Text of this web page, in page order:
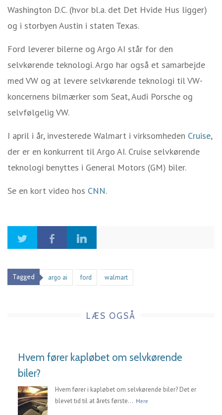
Washington D.C. (hvor bl.a. det Det Hvide Hus ligger)
og i storbyen Austin i staten Texas.
Ford leverer bilerne og Argo AI står for den
selvkørende teknologi. Argo har også et samarbejde
med VW og at levere selvkørende teknologi til VW-
koncernens bilmærker som Seat, Audi Porsche og
selvfølgelig VW.
I april i år, investerede Walmart i virksomheden Cruise,
der er en konkurrent til Argo AI. Cruise selvkørende
teknologi benyttes i General Motors (GM) biler.
Se en kort video hos CNN.
Tagged argo ai ford walmart
LÆS OGSÅ
Hvem fører kapløbet om selvkørende
biler?
Hvem fører i kapløbet om selvkørende biler? Det er
blevet tid til at årets første... Mere